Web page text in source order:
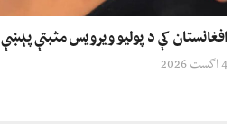
افغانستان کې د پولیو ویرویس مثبتې پېښې ۱۵ ته ورسېدې
4 اگست 2026